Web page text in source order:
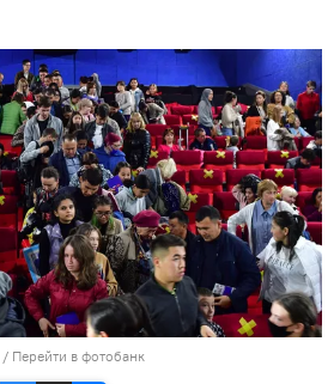
/ Перейти в фотобанк